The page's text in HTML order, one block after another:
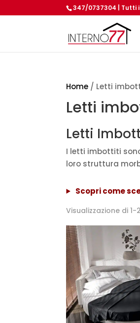
347/0737304 | Tutti
Home / Letti
Letti
Letti
I letti imbottiti
loro struttura
Scopri come
Visualizzazione di